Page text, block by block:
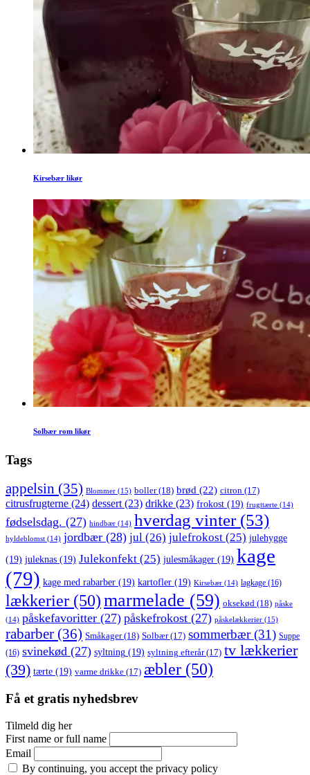
Kirsebær likør
Solbær rom likør
Tags
appelsin (35) Blommer (15) boller(18) brød (22) citron (17)
citrusfrugterne (24) dessert (23) drikke (23) frokost (19) frugttærte (14)
fødselsdag. (27) hindbær (14) hverdag vinter(53)
hyldeblomst (14) jordbær (28) jul (26) julefrokost (25) julehygge
(19) juleknas (19) Julekonfekt (25) julesmåkager (19) kage
(79) kage med rabarber (19) kartofler (19) Kirsebær (14) lagkage (16)
lækkerier (50)marmelade (59) oksekød (18) påske
(14) påskefavoritter (27) påskefrokost (27) påskelækkerier (15)
rabarber (36) Småkager(18) Solbær(17) sommerbær(31) Suppe
(16) svinekød (27) syltning (19) syltning efterår(17) tv lækkerier
(39) tærte (19) varme drikke (17) æbler (50)
Få et gratis nyhedsbrev
Tilmeld dig her
First name or full name
Email
By continuing, you accept the privacy policy